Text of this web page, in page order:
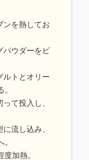
ンを熱してお
パウダーをビ
ルトとオリー
て投入し、
流し込み、
加熱。